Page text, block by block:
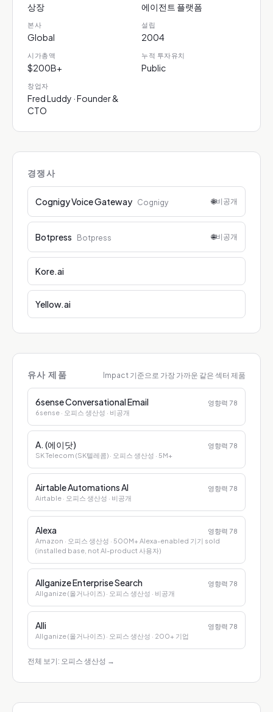
상장 에이전트 플랫폼
본사
Global
설립
2004
시가총액
$200B+
누적 투자유치
Public
창업자
Fred Luddy · Founder &
CTO
경쟁사
Cognigy Voice Gateway Cognigy 🌐비공개
Botpress Botpress 🌐비공개
Kore.ai
Yellow.ai
유사 제품 Impact 기준으로 가장 가까운 같은 섹터 제품
6sense Conversational Email 영향력 78
6sense · 오피스 생산성 · 비공개
A. (에이닷) 영향력 78
SK Telecom (SK텔레콤) · 오피스 생산성 · 5M+
Airtable Automations AI 영향력 78
Airtable · 오피스 생산성 · 비공개
Alexa 영향력 78
Amazon · 오피스 생산성 · 500M+ Alexa-enabled 기기 sold
(installed base, not AI-product 사용자)
Allganize Enterprise Search 영향력 78
Allganize (올거나이즈) · 오피스 생산성 · 비공개
Alli 영향력 78
Allganize (올거나이즈) · 오피스 생산성 · 200+ 기업
전체 보기: 오피스 생산성 →